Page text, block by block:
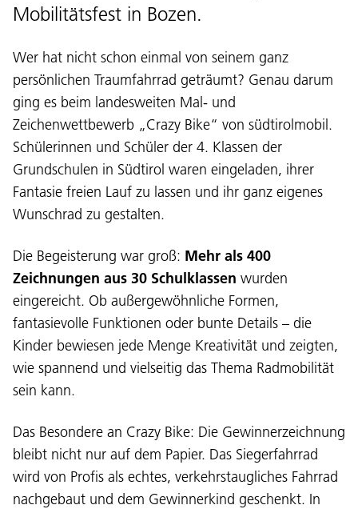
Mobilitätsfest in Bozen.
Wer hat nicht schon einmal von seinem ganz
persönlichen Traumfahrrad geträumt? Genau darum
ging es beim landesweiten Mal- und
Zeichenwettbewerb „Crazy Bike“ von südtirolmobil.
Schülerinnen und Schüler der 4. Klassen der
Grundschulen in Südtirol waren eingeladen, ihrer
Fantasie freien Lauf zu lassen und ihr ganz eigenes
Wunschrad zu gestalten.
Die Begeisterung war groß: Mehr als 400
Zeichnungen aus 30 Schulklassen wurden
eingereicht. Ob außergewöhnliche Formen,
fantasievolle Funktionen oder bunte Details – die
Kinder bewiesen jede Menge Kreativität und zeigten,
wie spannend und vielseitig das Thema Radmobilität
sein kann.
Das Besondere an Crazy Bike: Die Gewinnerzeichnung
bleibt nicht nur auf dem Papier. Das Siegerfahrrad
wird von Profis als echtes, verkehrstaugliches Fahrrad
nachgebaut und dem Gewinnerkind geschenkt. In